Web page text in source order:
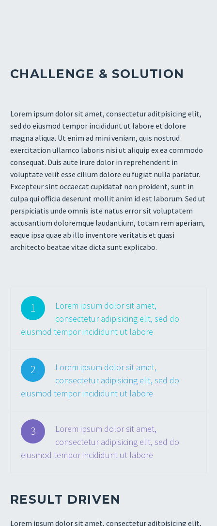
CHALLENGE & SOLUTION
Lorem ipsum dolor sit amet, consectetur aditpisicing elit,
sed do eiusmod tempor incididunt ut labore et dolore
magna aliqua. Ut enim ad mini veniam, quis nostrud
exercitation ullamco laboris nisi ut aliquip ex ea commodo
consequat. Duis aute irure dolor in reprehenderit in
voluptate velit esse cillum dolore eu fugiat nulla pariatur.
Excepteur sint occaecat cupidatat non proident, sunt in
culpa qui officia deserunt mollit anim id est laborum. Sed ut
perspiciatis unde omnis iste natus error sit voluptatem
accusantium doloremque laudantium, totam rem aperiam,
eaque ipsa quae ab illo inventore veritatis et quasi
architecto beatae vitae dicta sunt explicabo.
1
Lorem ipsum dolor sit amet,
consectetur adipisicing elit, sed do
eiusmod tempor incididunt ut labore
2
Lorem ipsum dolor sit amet,
consectetur adipisicing elit, sed do
eiusmod tempor incididunt ut labore
3
Lorem ipsum dolor sit amet,
consectetur adipisicing elit, sed do
eiusmod tempor incididunt ut labore
RESULT DRIVEN
Lorem ipsum dolor sit amet, consectetur aditpisicing elit,